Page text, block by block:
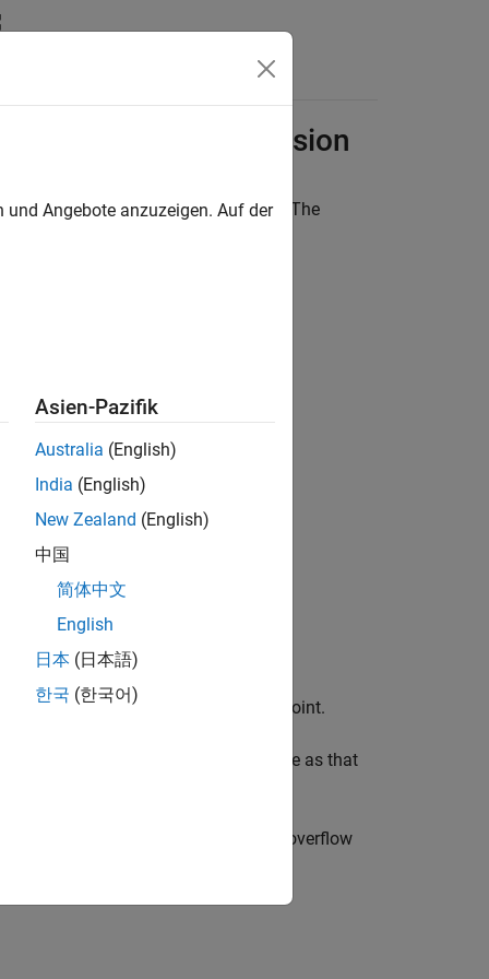
Fixed-Point Conversion
commonly used system objects. The
range data.
signal is floating point, not fixed-point.
for System objects is the same as that
as well as specified rounding and overflow
Angebote anzuzeigen. Auf der
Asien-Pazifik
Australia (English)
India (English)
New Zealand (English)
中国
简体中文
English
日本 (日本語)
한국 (한국어)